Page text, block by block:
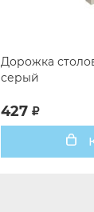
Дорожка
серый
427